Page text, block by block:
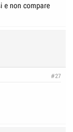
e non compare
#27